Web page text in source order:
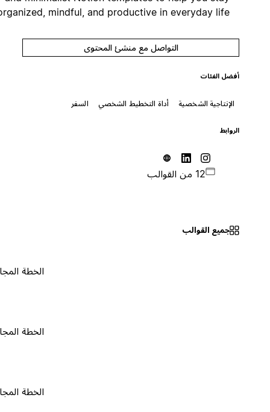
organized, mindful, and productive in everyday life
التواصل مع منشئ المحتوى
أفضل الفئات
الإنتاجية الشخصية أداة التخطيط الشخصي السفر
جميع القوالب
الخطة المجانية ٠
الخطة المجانية ٠
الخطة المجانية ٠